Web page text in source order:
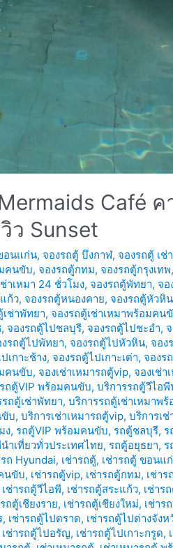
Café ค
ว Sunset
อนแก่น, จองรถตู้ บึงกาฬ, จองรถตู้ เช่
คนขับ, จองรถตู้กทม, จองรถตู้กรุงเทพ,
าเหมา 24 ชั่วโมง, จองรถตู้พัทยา, จอ
ก้ว, จองรถตู้หนองคาย, จองรถตู้หัวหิน
เช่าพัทยา, จองรถตู้เช่าเหมาพร้อมคน
, จองรถตู้ไปชลบุรี, จองรถตู้ไปชะอำ,
รถตู้ไปพัทยา, จองรถตู้ไปหัวหิน, จอง
เกาะช้าง, จองรถตู้ไปเกาะเต่า, จองร
คนขับ, จองเช่าเหมารถตู้vip, จองเช่า
ถตู้VIP พร้อมคนขับ,บริการรถตู้วีไอพี
ถตู้เช่าพัทยา,บริการรถตู้เช่าเหมาพ
ขับ,บริการเช่าเหมารถตู้vip,บริการเ
ง, รถตู้VIP พร้อมคนขับ, รถตู้ชลบุรี, ร
ำเที่ยวทั่วประเทศไทย, รถตู้อยุธยา, ร
ถ Hyundai, เช่ารถตู้, เช่ารถตู้ ขอนแ
นขับ, เช่ารถตู้vip, เช่ารถตู้กทม, เช่าร
เช่ารถตู้วีไอพี, เช่ารถตู้สระแก้ว, เช่าร
ถตู้เชียงราย, เช่ารถตู้เชียงใหม่, เช่าร
, เช่ารถตู้ไปตราด, เช่ารถตู้ไปต่างจังห
เช่ารถตู้ไปอรัญ, เช่ารถตู้ไปเกาะกรูด,